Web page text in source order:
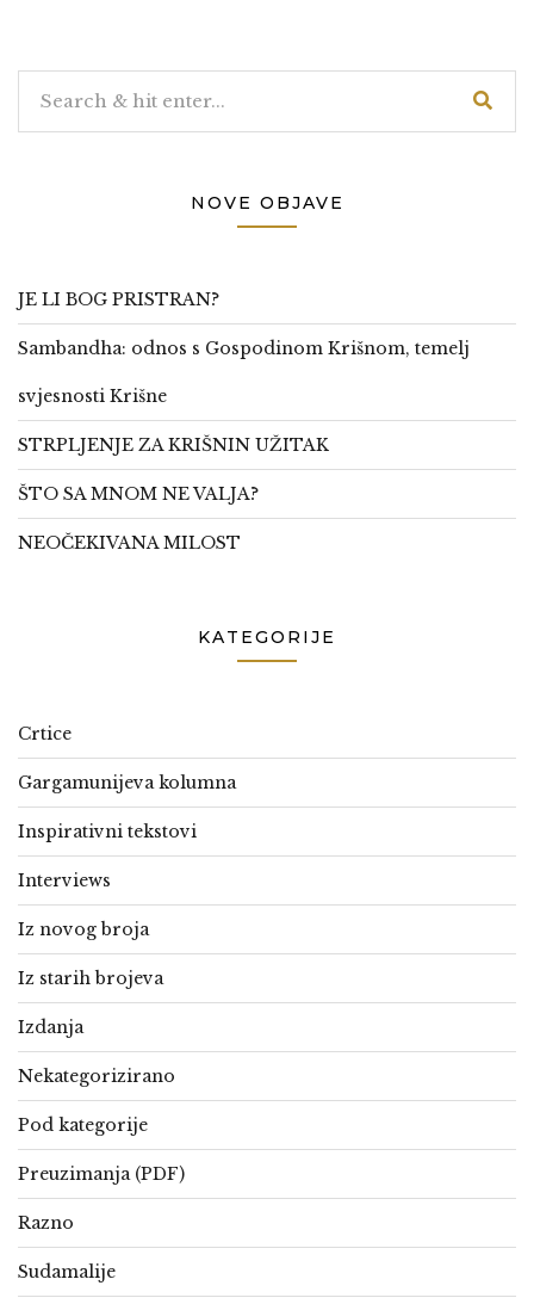
NOVE OBJAVE
JE LI BOG PRISTRAN?
Sambandha: odnos s Gospodinom Krišnom, temelj
svjesnosti Krišne
STRPLJENJE ZA KRIŠNIN UŽITAK
ŠTO SA MNOM NE VALJA?
NEOČEKIVANA MILOST
KATEGORIJE
Crtice
Gargamunijeva kolumna
Inspirativni tekstovi
Interviews
Iz novog broja
Iz starih brojeva
Izdanja
Nekategorizirano
Pod kategorije
Preuzimanja (PDF)
Razno
Sudamalije